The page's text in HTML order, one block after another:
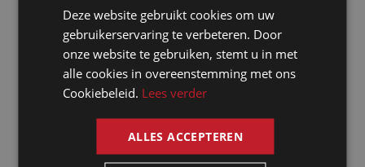
vertalen van teksten
naar het Assamese.
Dankzij ons
uitgebreid netwerk
van native speakers
garanderen wij
vertaaldiensten van
het hoogste niveau.
FRENCH
Deze website gebruikt cookies om uw
gebruikerservaring te verbeteren. Door
onze website te gebruiken, stemt u in met
alle cookies in overeenstemming met ons
Cookiebeleid. Lees verder
ALLES ACCEPTEREN